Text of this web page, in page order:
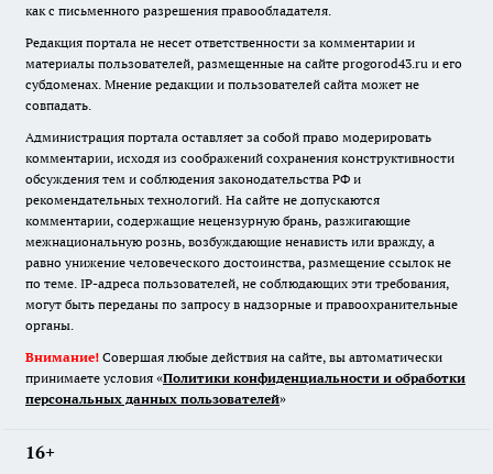
как с письменного разрешения правообладателя.
Редакция портала не несет ответственности за комментарии и
материалы пользователей, размещенные на сайте progorod43.ru и его
субдоменах. Мнение редакции и пользователей сайта может не
совпадать.
Администрация портала оставляет за собой право модерировать
комментарии, исходя из соображений сохранения конструктивности
обсуждения тем и соблюдения законодательства РФ и
рекомендательных технологий. На сайте не допускаются
комментарии, содержащие нецензурную брань, разжигающие
межнациональную рознь, возбуждающие ненависть или вражду, а
равно унижение человеческого достоинства, размещение ссылок не
по теме. IP-адреса пользователей, не соблюдающих эти требования,
могут быть переданы по запросу в надзорные и правоохранительные
органы.
Внимание! Совершая любые действия на сайте, вы автоматически
принимаете условия «Политики конфиденциальности и обработки
персональных данных пользователей»
16+